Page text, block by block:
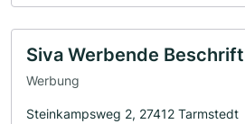
Siva Werbende
Werbung
Steinkampsweg 2, 27412 Tarmstedt